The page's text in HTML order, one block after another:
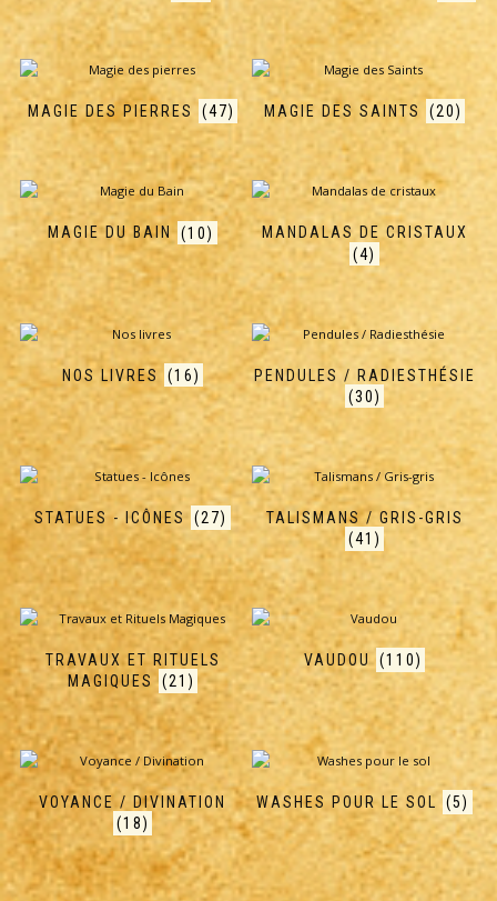
MAGIE DES PIERRES (47) MAGIE DES SAINTS (20)
MAGIE DU BAIN (10)
MANDALAS DE CRISTAUX
(4)
NOS LIVRES (16)
PENDULES / RADIESTHÉSIE
(30)
STATUES - ICÔNES (27)
TALISMANS / GRIS-GRIS
(41)
TRAVAUX ET RITUELS
MAGIQUES (21)
VAUDOU (110)
VOYANCE / DIVINATION
(18)
WASHES POUR LE SOL (5)